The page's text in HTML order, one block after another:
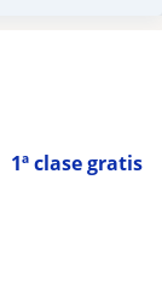
1ª clase gratis